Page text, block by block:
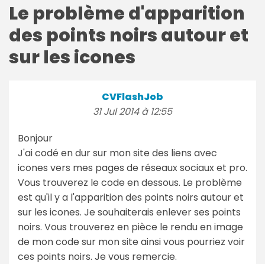
Le problème d'apparition
des points noirs autour et
sur les icones
CVFlashJob
31 Jul 2014 à 12:55
Bonjour
J'ai codé en dur sur mon site des liens avec
icones vers mes pages de réseaux sociaux et pro.
Vous trouverez le code en dessous. Le problème
est qu'il y a l'apparition des points noirs autour et
sur les icones. Je souhaiterais enlever ses points
noirs. Vous trouverez en pièce le rendu en image
de mon code sur mon site ainsi vous pourriez voir
ces points noirs. Je vous remercie.